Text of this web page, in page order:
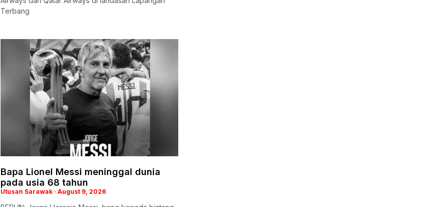
Terbang
Bapa Lionel Messi meninggal dunia
pada usia 68 tahun
Utusan Sarawak August 9, 2026